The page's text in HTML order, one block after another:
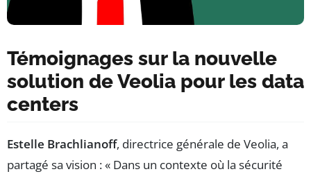
Témoignages sur la nouvelle
solution de Veolia pour les data
centers
Estelle Brachlianoff, directrice générale de Veolia, a
partagé sa vision : « Dans un contexte où la sécurité